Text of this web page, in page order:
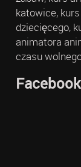
katowice,
dziecięcego,
animatora
czasu
Facebook